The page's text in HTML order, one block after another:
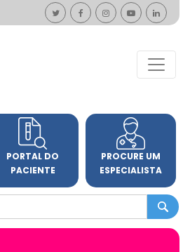
PORTAL DO
PACIENTE
PROCURE UM
ESPECIALISTA